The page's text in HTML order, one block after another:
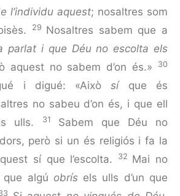
l’individu aquest; nosaltres som
29 Nosaltres sabem que a
parlat i que Déu no escolta els
aquest no sabem d’on és.» 30
i digué: «Aixòsíque és
no sabeu d’on és, i que ell
ulls.
31 Sabem que Déu no
però si un és religiós i fa la
sí que l’escolta.
32 Mai no
que algú obrís els ulls d’un que